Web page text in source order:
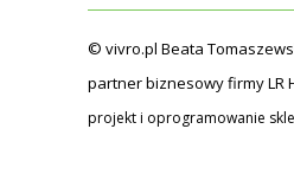
© vivro.pl Beata
partner biznesowy firmy LR
projekt i oprogramowanie